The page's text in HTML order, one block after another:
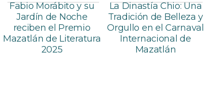
Fabio Morábito y su
Jardín de Noche
reciben el Premio
Mazatlán de Literatura
2025
La Dinastía Chio: Una
Tradición de Belleza y
Orgullo en el Carnaval
Internacional de
Mazatlán